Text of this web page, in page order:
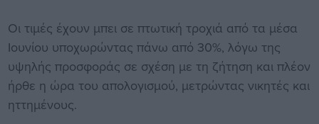
Οι τιμές έχουν μπει σε πτωτική τροχιά από τα μέσα
Ιουνίου υποχωρώντας πάνω από 30%, λόγω της
υψηλής προσφοράς σε σχέση με τη ζήτηση και πλέον
ήρθε η ώρα του απολογισμού, μετρώντας νικητές και
ηττημένους.